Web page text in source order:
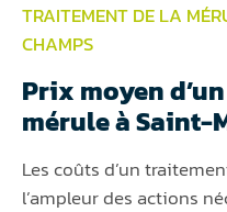
TRAITEMENT DE LA
CHAMPS
Prix moyen
mérule à Saint-
Les coûts d’un
l’ampleur des actions